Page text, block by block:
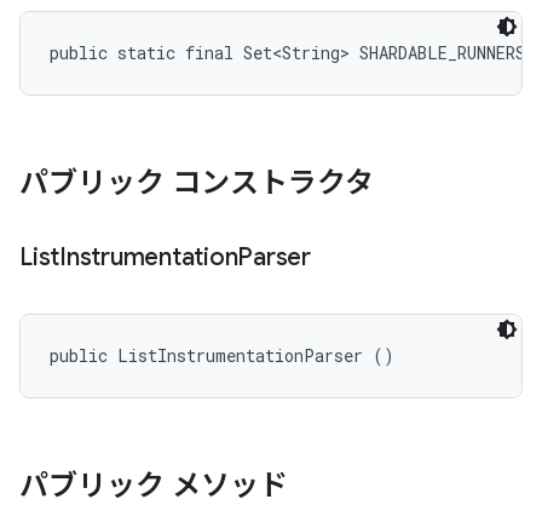
public static final Set<String> SHARDABLE_RUNNERS
パブリック コンストラクタ
ListInstrumentationParser
public ListInstrumentationParser ()
パブリック メソッド